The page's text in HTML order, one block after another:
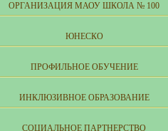
ОРГАНИЗАЦИЯ МАОУ ШКОЛА № 100
ЮНЕСКО
ПРОФИЛЬНОЕ ОБУЧЕНИЕ
ИНКЛЮЗИВНОЕ ОБРАЗОВАНИЕ
СОЦИАЛЬНОЕ ПАРТНЕРСТВО